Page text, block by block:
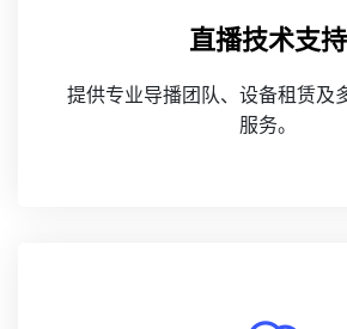
直播技术支持
提供专业导播团队、设备租赁及
服务。